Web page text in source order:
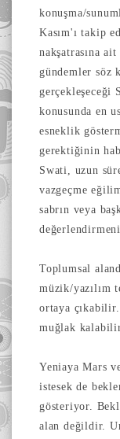
konuşma/
Kasım'ı takip
nakşatrasına
gündemler söz
gerçekleşeceği
konusunda en
esneklik
gerektiğinin
Swati, uzun
vazgeçme
sabrın veya
Toplumsal
müzik/
ortaya
muğlak
Yeniaya Mars
istesek de
gösteriyor.
alan değildir.